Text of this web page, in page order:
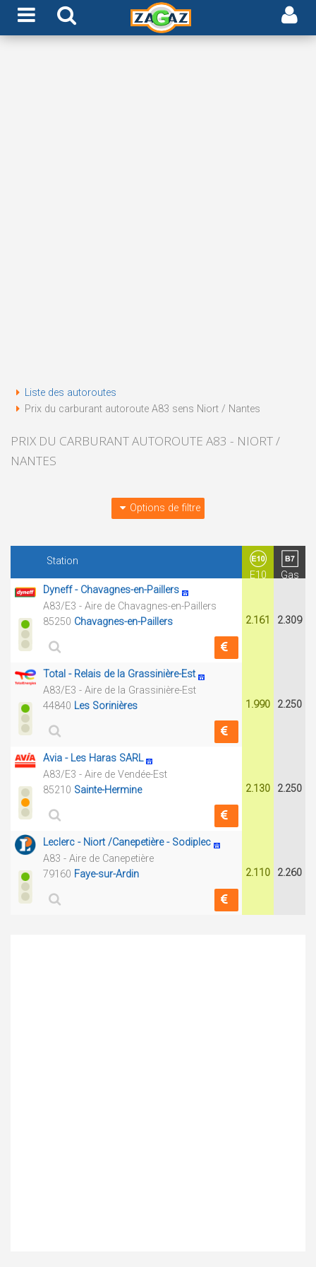
Liste des autoroutes
Prix du carburant autoroute A83 sens Niort / Nantes
PRIX DU CARBURANT AUTOROUTE A83 - NIORT /
NANTES
Options de filtre
Station
E10
Gas
Dyneff - Chavagnes-en-Paillers
A83/E3 - Aire de Chavagnes-en-Paillers
85250 Chavagnes-en-Paillers 2.161 2.309
Total - Relais de la Grassinière-Est
A83/E3 - Aire de la Grassinière-Est
44840 Les Sorinières 1.990 2.250
Avia - Les Haras SARL
A83/E3 - Aire de Vendée-Est
85210 Sainte-Hermine 2.130 2.250
Leclerc - Niort /Canepetière - Sodiplec
A83 - Aire de Canepetière
79160 Faye-sur-Ardin 2.110 2.260